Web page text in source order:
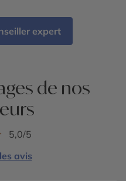
expert
de nos
5,0/5
avis